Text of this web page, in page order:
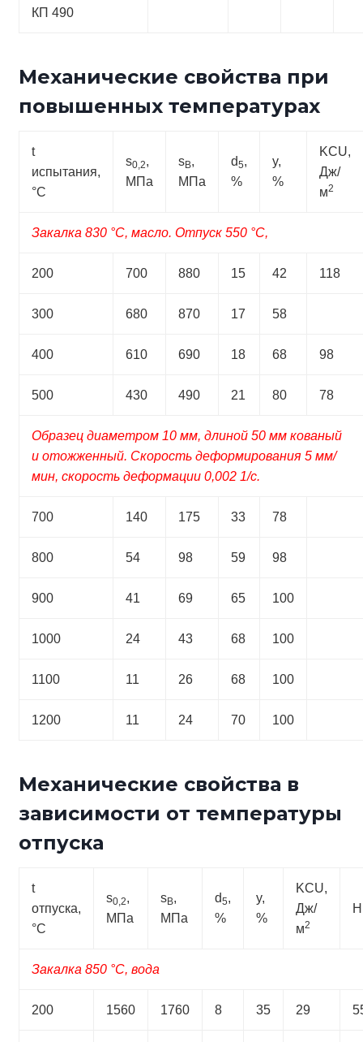
КП 490
Механические свойства при
повышенных температурах
t
испытания,
°C
s0,2,
МПа
sB,
МПа
d5,
%
y,
%
KCU,
Дж/
м2
Закалка 830 °С, масло. Отпуск 550 °С,
200 700 880 15 42 118
300 680 870 17 58
400 610 690 18 68 98
500 430 490 21 80 78
Образец диаметром 10 мм, длиной 50 мм кованый
и отожженный. Скорость деформирования 5 мм/
мин, скорость деформации 0,002 1/с.
700 140 175 33 78
800 54 98 59 98
900 41 69 65 100
1000 24 43 68 100
1100 11 26 68 100
1200 11 24 70 100
Механические свойства в
зависимости от температуры
отпуска
t
отпуска,
°С
s0,2,
МПа
sB,
МПа
d5,
%
y,
%
KCU,
Дж/
м2
Закалка 850 °С, вода
200 1560 1760 8 35 29